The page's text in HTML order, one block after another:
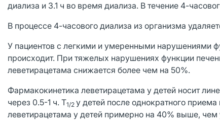
диализа и 3.1 ч во время диализа. В течение 4-
В процессе 4-часового диализа из организма
У пациентов с легкими и умеренными нарушениями
происходит. При тяжелых нарушениях функции
леветирацетама снижается более чем на 50%.
Фармакокинетика леветирацетама у детей носит
через 0.5-1 ч. T1/2 у детей после однократного
леветирацетама у детей примерно на 40% выше,